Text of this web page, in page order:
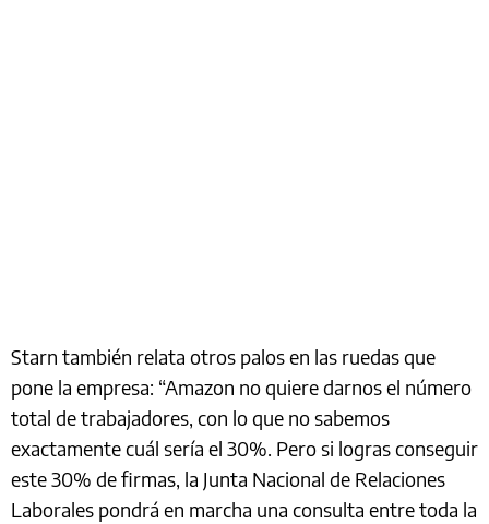
Starn también relata otros palos en las ruedas que
pone la empresa: “Amazon no quiere darnos el número
total de trabajadores, con lo que no sabemos
exactamente cuál sería el 30%. Pero si logras conseguir
este 30% de firmas, la Junta Nacional de Relaciones
Laborales pondrá en marcha una consulta entre toda la